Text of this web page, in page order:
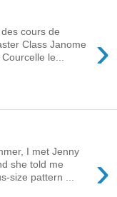
›
cours de
Class Janome
le...
›
I met Jenny
she told me
size pattern ...